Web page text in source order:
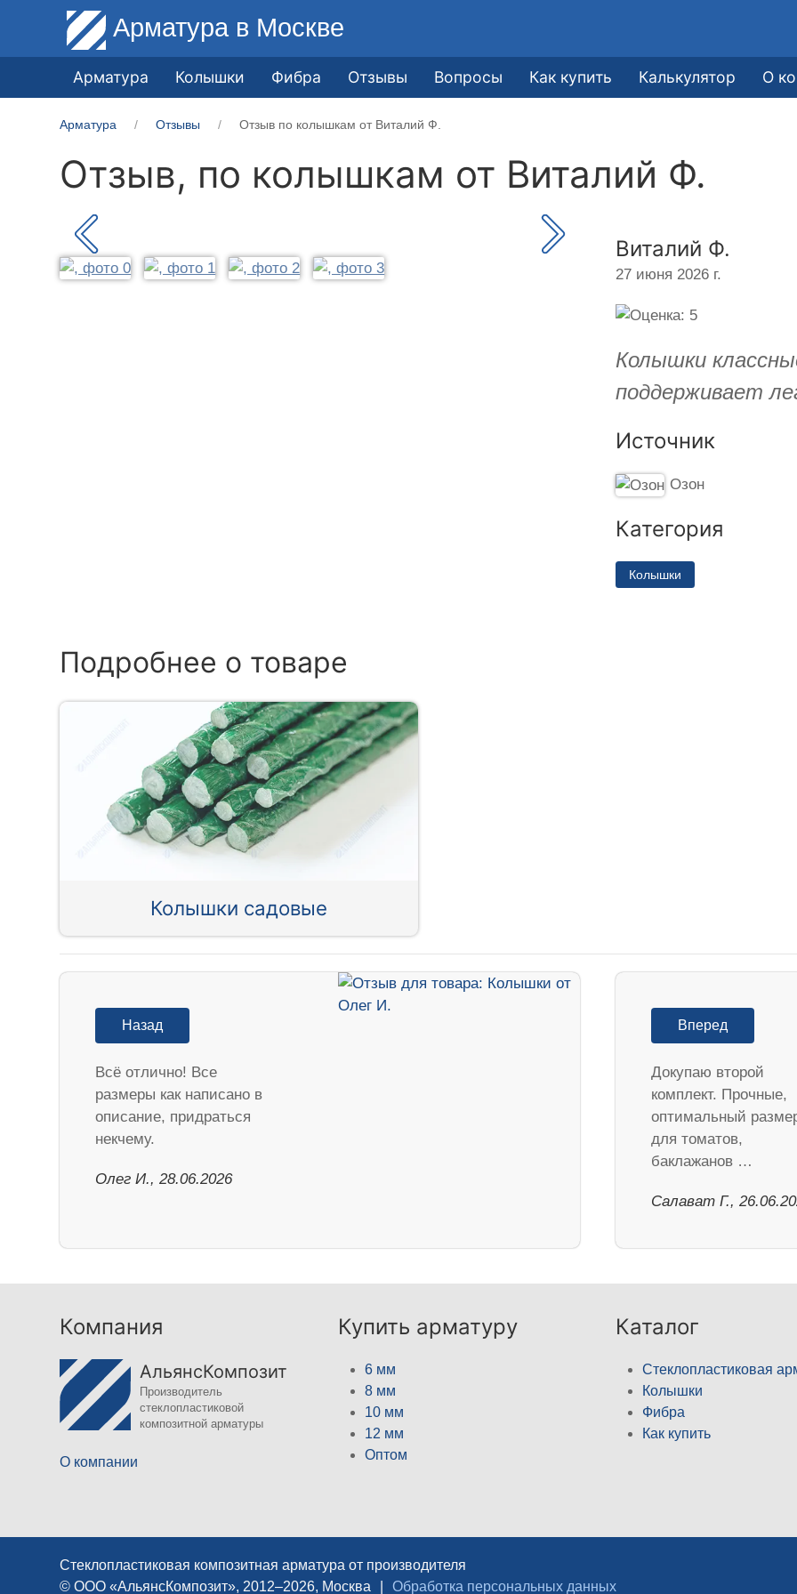
Арматура в Москве
Арматура Колышки Фибра Отзывы Вопросы Как купить Калькулятор О
Арматура Отзывы Отзыв по колышкам от Виталий Ф.
Отзыв, по колышкам от Виталий Ф.
Виталий Ф.
27 июня 2026 г.
Колышки
поддерживает
Источник
Озон
Категория
Колышки
Подробнее о товаре
Колышки садовые
Назад
Всё отлично! Все
размеры как написано в
описание, придраться
некчему.
Олег И., 28.06.2026
Вперед
Докупаю второй
комплект. Прочные,
оптимальный
для томатов,
баклажанов …
Салават Г.,
Компания
АльянсКомпозит
Производитель
стеклопластиковой
композитной арматуры
О компании
Купить арматуру
6 мм
8 мм
10 мм
12 мм
Оптом
Каталог
Стеклопластиковая
Колышки
Фибра
Как купить
Стеклопластиковая композитная арматура от производителя
© ООО «АльянсКомпозит», 2012–2026, Москва
Обработка персональных данных